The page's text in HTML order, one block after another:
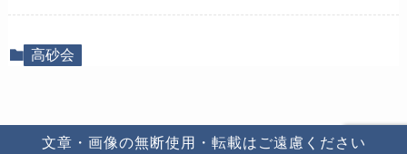
高砂会
文章・画像の無断使用・転載は ご遠慮ください